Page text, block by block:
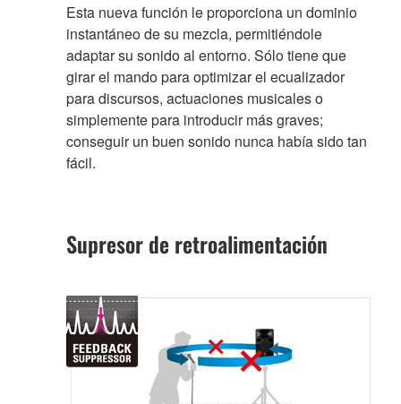
Esta nueva función le proporciona un dominio
instantáneo de su mezcla, permitiéndole
adaptar su sonido al entorno. Sólo tiene que
girar el mando para optimizar el ecualizador
para discursos, actuaciones musicales o
simplemente para introducir más graves;
conseguir un buen sonido nunca había sido tan
fácil.
Supresor de retroalimentación